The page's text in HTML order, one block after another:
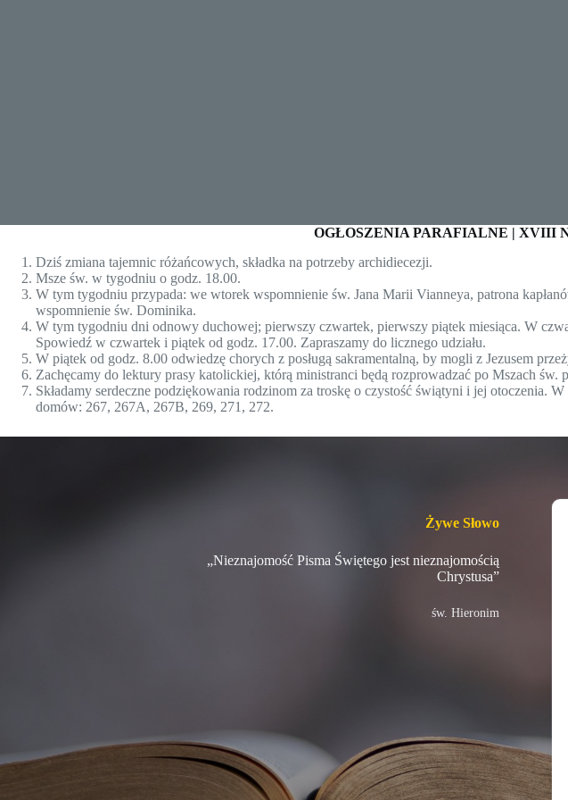
OGŁOSZENIA PARAFIALNE | XVIII
Dziś zmiana tajemnic różańcowych, składka na potrzeby archidiecezji.
Msze św. w tygodniu o godz. 18.00.
W tym tygodniu przypada: we wtorek wspomnienie św. Jana Marii Vianneya, patrona
wspomnienie św. Dominika.
W tym tygodniu dni odnowy duchowej; pierwszy czwartek, pierwszy piątek miesiąca. W
Spowiedź w czwartek i piątek od godz. 17.00. Zapraszamy do licznego udziału.
W piątek od godz. 8.00 odwiedzę chorych z posługą sakramentalną, by mogli z Jezusem
Zachęcamy do lektury prasy katolickiej, którą ministranci będą rozprowadzać po Mszach św.
Składamy serdeczne podziękowania rodzinom za troskę o czystość świątyni i jej otoczenia.
domów: 267, 267A, 267B, 269, 271, 272.
Żywe Słowo
„Nieznajomość Pisma Świętego jest nieznajomością
Chrystusa”
św. Hieronim